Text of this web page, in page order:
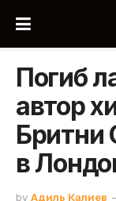
Погиб
автор
Бритни
в
by Адиль Калиев